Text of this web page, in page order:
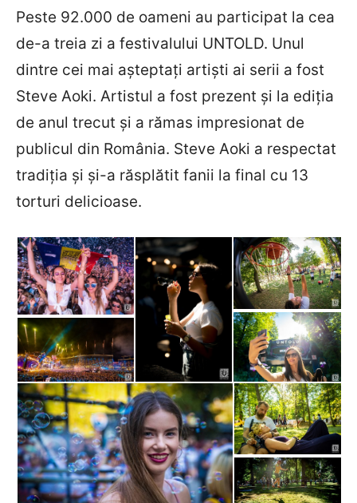
Peste 92.000 de oameni au participat la cea
de-a treia zi a festivalului UNTOLD. Unul
dintre cei mai așteptați artiști ai serii a fost
Steve Aoki. Artistul a fost prezent și la ediția
de anul trecut și a rămas impresionat de
publicul din România. Steve Aoki a respectat
tradiția și și-a răsplătit fanii la final cu 13
torturi delicioase.